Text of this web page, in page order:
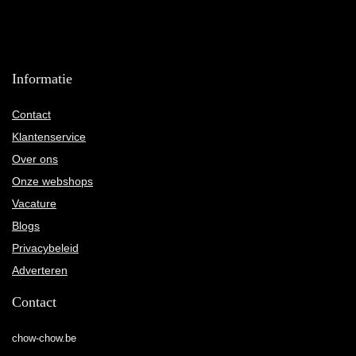
Informatie
Contact
Klantenservice
Over ons
Onze webshops
Vacature
Blogs
Privacybeleid
Adverteren
Contact
chow-chow.be